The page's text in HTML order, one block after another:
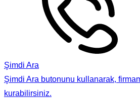
Şimdi Ara
Şimdi Ara butonunu kullanarak,
kurabilirsiniz.